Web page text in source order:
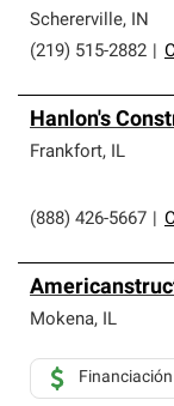
Schererville, IN
(219) 515-2882
Hanlon's
Frankfort, IL
(888) 426-5667
Mokena, IL